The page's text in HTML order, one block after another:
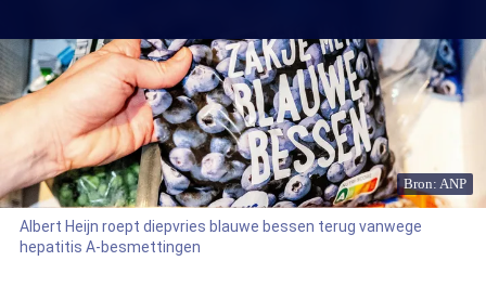
Bron: ANP
Albert Heijn roept diepvries blauwe bessen terug vanwege
hepatitis A-besmettingen